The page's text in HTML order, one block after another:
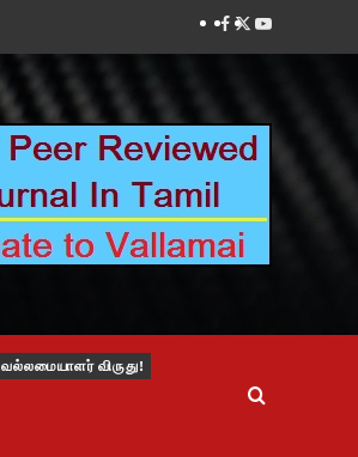
Facebook
TwitterYoutube
வல்லமையாளர் விருது!